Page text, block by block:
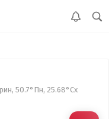
50.7°Пн, 25.68°Сх